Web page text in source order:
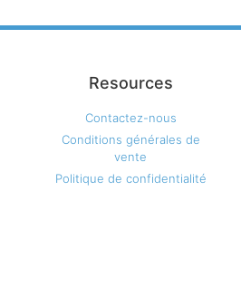
Resources
Contactez-nous
Conditions générales de
vente
Politique de confidentialité